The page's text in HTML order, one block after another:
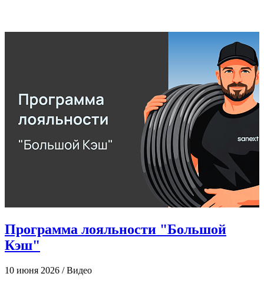
Программа лояльности "Большой
Кэш"
10 июня 2026 / Видео